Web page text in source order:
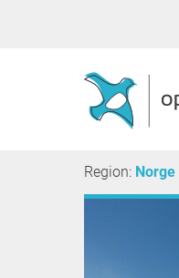
Region: Norge